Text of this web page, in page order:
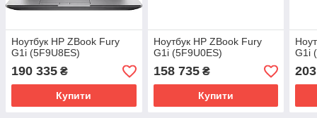
Ноутбук HP ZBook Fury
G1i (5F9U8ES)
190 335 ₴
Купити
Ноутбук HP ZBook Fury
G1i (5F9U0ES)
158 735₴
Купити
G1i